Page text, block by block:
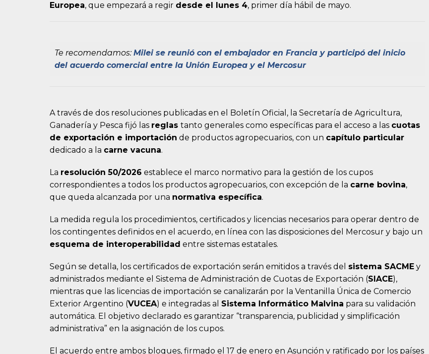
Europea, que empezará a regir desde el lunes 4, primer día hábil de mayo.
Te recomendamos:Milei se reunió con el embajador en Francia y participó del inicio
del acuerdo comercial entre la Unión Europea y el Mercosur
A través de dos resoluciones publicadas en el Boletín Oficial, la Secretaría de Agricultura,
Ganadería y Pesca fijó las reglas tanto generales como específicas para el acceso a las cuotas
de exportación e importación de productos agropecuarios, con un capítulo particular
dedicado a la carne vacuna.
La resolución 50/2026 establece el marco normativo para la gestión de los cupos
correspondientes a todos los productos agropecuarios, con excepción de la carne bovina,
que queda alcanzada por una normativa específica.
La medida regula los procedimientos, certificados y licencias necesarios para operar dentro de
los contingentes definidos en el acuerdo, en línea con las disposiciones del Mercosur y bajo un
esquema de interoperabilidad entre sistemas estatales.
Según se detalla, los certificados de exportación serán emitidos a través del sistema SACME y
administrados mediante el Sistema de Administración de Cuotas de Exportación (SIACE),
mientras que las licencias de importación se canalizarán por la Ventanilla Única de Comercio
Exterior Argentino (VUCEA) e integradas al Sistema Informático Malvina para su validación
automática. El objetivo declarado es garantizar “transparencia, publicidad y simplificación
administrativa” en la asignación de los cupos.
El acuerdo entre ambos bloques, firmado el 17 de enero en Asunción y ratificado por los países